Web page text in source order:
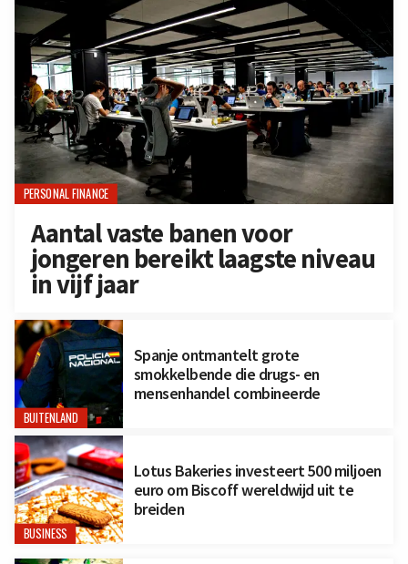
PERSONAL FINANCE
Aantal vaste banen voor
jongeren bereikt laagste niveau
in vijf jaar
BUITENLAND
Spanje ontmantelt grote
smokkelbende die drugs- en
mensenhandel combineerde
BUSINESS
Lotus Bakeries investeert 500 miljoen
euro om Biscoff wereldwijd uit te
breiden